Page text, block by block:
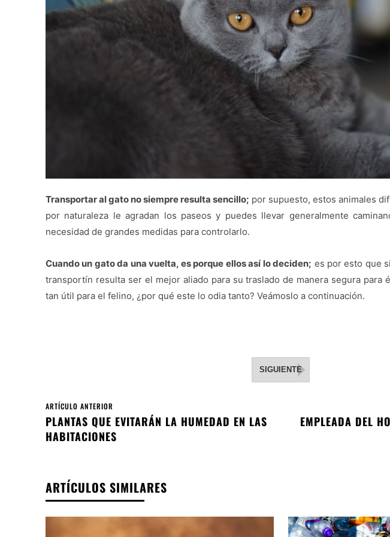
Transportar al gato no siempre resulta sencillo; por supuesto, estos animales
por naturaleza le agradan los paseos y puedes llevar generalmente
necesidad de grandes medidas para controlarlo.
Cuando un gato da una vuelta, es porque ellos así lo deciden; es por esto que
transportín resulta ser el mejor aliado para su traslado de manera segura para
tan útil para el felino, ¿por qué este lo odia tanto? Veámoslo a continuación.
SIGUIENTE
ARTÍCULO ANTERIOR
PLANTAS QUE EVITARÁN LA HUMEDAD EN LAS
HABITACIONES
EMPLEADA DEL
ARTÍCULOS SIMILARES